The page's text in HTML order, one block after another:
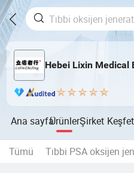
Hebei Lixin Medical
Ana sayfaÜrünlerŞirket Keşfet
Tümü Tıbbi PSA oksijen